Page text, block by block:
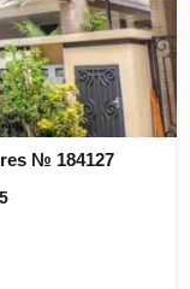
№ 184127
5